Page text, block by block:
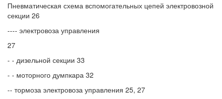
Пневматическая схема вспомогательных цепей электровозной
секции 26
---- электровоза управления
27
- - дизельной секции 33
- - моторного думпкара 32
-- тормоза электровоза управления 25, 27